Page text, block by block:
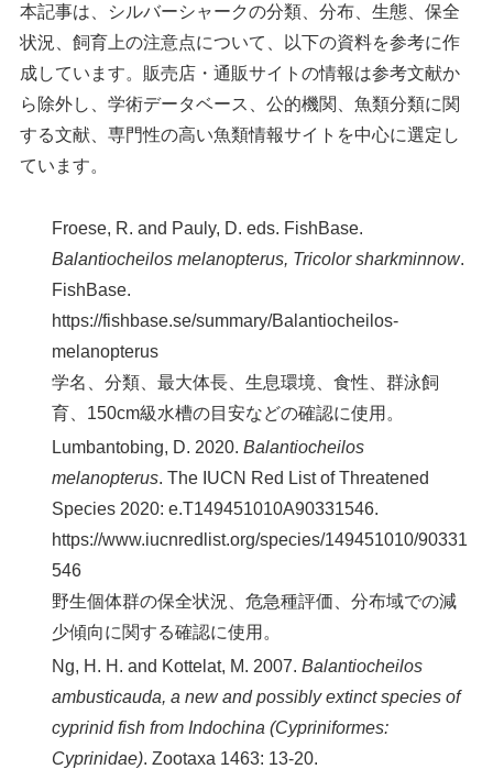
本記事は、シルバーシャークの分類、分布、生態、保全
状況、飼育上の注意点について、以下の資料を参考に作
成しています。販売店・通販サイトの情報は参考文献か
ら除外し、学術データベース、公的機関、魚類分類に関
する文献、専門性の高い魚類情報サイトを中心に選定し
ています。
Froese, R. and Pauly, D. eds. FishBase.
Balantiocheilos melanopterus, Tricolor sharkminnow.
FishBase.
https://fishbase.se/summary/Balantiocheilos-
melanopterus
学名、分類、最大体長、生息環境、食性、群泳飼
育、150cm級水槽の目安などの確認に使用。
Lumbantobing, D. 2020.Balantiocheilos
melanopterus. The IUCN Red List of Threatened
Species 2020: e.T149451010A90331546.
https://www.iucnredlist.org/species/149451010/90331
546
野生個体群の保全状況、危急種評価、分布域での減
少傾向に関する確認に使用。
Ng, H. H. and Kottelat, M. 2007.Balantiocheilos
ambusticauda, a new and possibly extinct species of
cyprinid fish from Indochina (Cypriniformes:
Cyprinidae). Zootaxa 1463: 13-20.